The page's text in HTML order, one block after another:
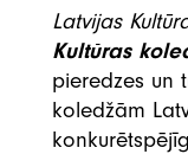
Latvijas
Kultūras
pieredzes un
koledžām